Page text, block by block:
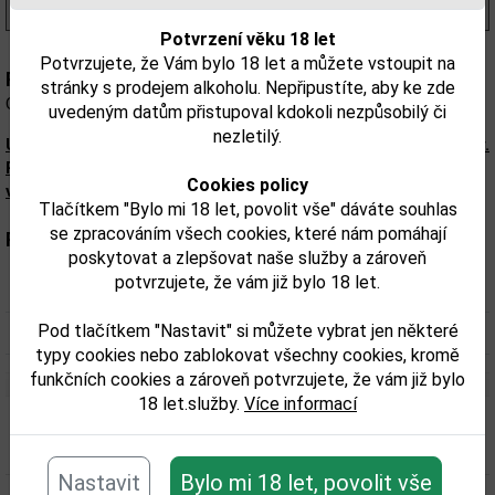
Potvrzení věku 18 let
Potvrzujete, že Vám bylo 18 let a můžete vstoupit na
stránky s prodejem alkoholu. Nepřipustíte, aby ke zde
uvedeným datům přistupoval kdokoli nezpůsobilý či
nezletilý.
Cookies policy
Tlačítkem "Bylo mi 18 let, povolit vše" dáváte souhlas
se zpracováním všech cookies, které nám pomáhají
poskytovat a zlepšovat naše služby a zároveň
potvrzujete, že vám již bylo 18 let.
Pod tlačítkem "Nastavit" si můžete vybrat jen některé
typy cookies nebo zablokovat všechny cookies, kromě
funkčních cookies a zároveň potvrzujete, že vám již bylo
18 let.služby. Více informací
Nastavit Bylo mi 18 let, povolit vše
Popis:
Olympia Greek S, 36%
Upozorňujeme, že tento produkt může obsahovat alergeny.
Přesné složení a alergeny jsou k dispozici na obalu
výrobku. Zkontrolujte prosím před konzumací.
Parametry:
Obsah alkoholu obj. %:
Objem obalu (L): 0,7